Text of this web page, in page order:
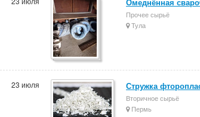
Прочее сырьё
Тула
23 июля Стружка
Вторичное сырьё
Пермь